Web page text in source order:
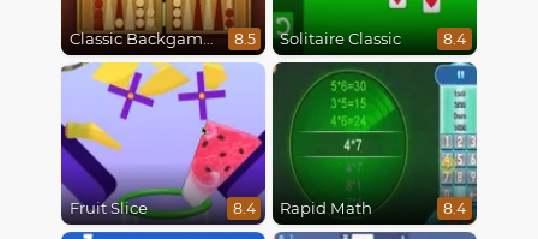
Classic Backgammon 8.5 Solitaire Classic 8.4
Fruit Slice 8.4 Rapid Math 8.4